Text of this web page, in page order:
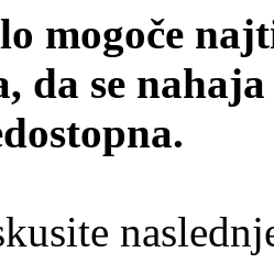
mogoče
da se